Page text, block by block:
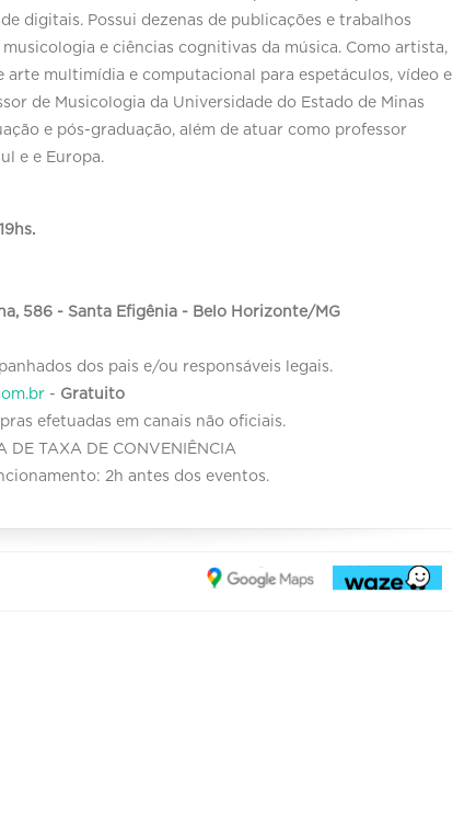
digitais. Possui dezenas de publicações e trabalhos
e ciências cognitivas da música. Como artista,
multimídia e computacional para espetáculos, vídeo e
de Musicologia da Universidade do Estado de Minas
e pós-graduação, além de atuar como professor
e e Europa.
Manata
586 - Santa Efigênia - Belo Horizonte/MG
dos pais e/ou responsáveis legais.
- Gratuito
efetuadas em canais não oficiais.
DE TAXA DE CONVENIÊNCIA
2h antes dos eventos.